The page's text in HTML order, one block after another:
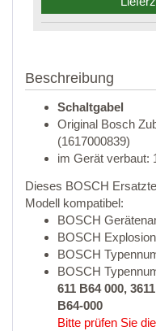
Beschreibung
Schaltgabel
Original Bosch
(1617000839)
im Gerät verbaut:
Dieses BOSCH
Modell kompatibel:
BOSCH
BOSCH
BOSCH
BOSCH
611 B64 000,
B64-000
Bitte prüfen Sie